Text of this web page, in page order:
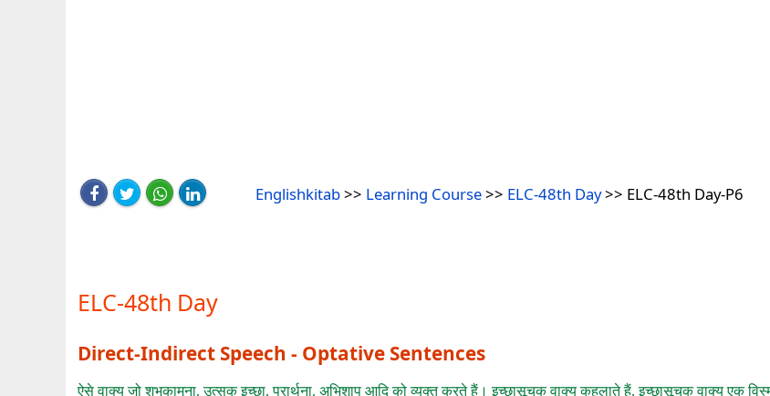
Englishkitab>> Learning Course>> ELC-48th Day>> ELC-48th Day-P6
ELC-48th Day
Direct-Indirect Speech - Optative Sentences
ऐसे वाक्य जो शुभकामना, उत्सुक इच्छा, प्रार्थना, अभिशाप आदि को व्यक्त करते हैं। इच्छासूचक वाक्य कहलाते हैं. इच्छासूचक वाक्य एक